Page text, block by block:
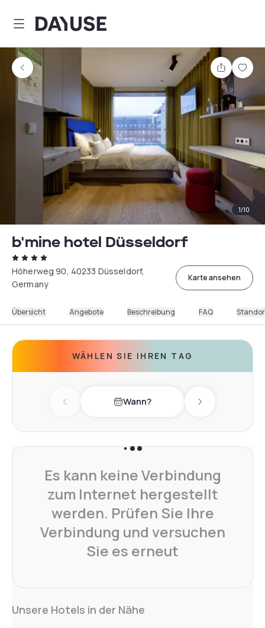
Dayuse
Teilen
1/10
b'mine hotel Düsseldorf
Höherweg 90, 40233 Düsseldorf,
Germany
Karte ansehen
Übersicht Angebote Beschreibung FAQ
WÄHLEN SIE IHREN TAG
Previous day Wann? Next day
Es kann keine Verbindung
zum Internet hergestellt
werden. Prüfen Sie Ihre
Verbindung und versuchen
Sie es erneut
Unsere Hotels in der Nähe